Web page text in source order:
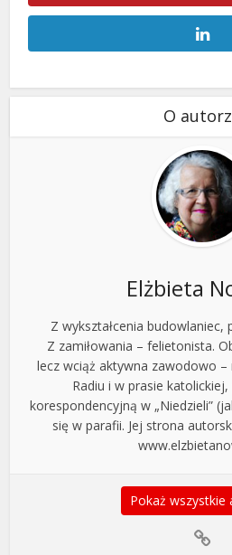
O
Elżbieta
Z wykształcenia budowlaniec,
Z zamiłowania – felietonista.
lecz wciąż aktywna zawodowo
Radiu i w prasie
korespondencyjną w „Niedzieli”
się w parafii. Jej strona
Pokaż wszystkie